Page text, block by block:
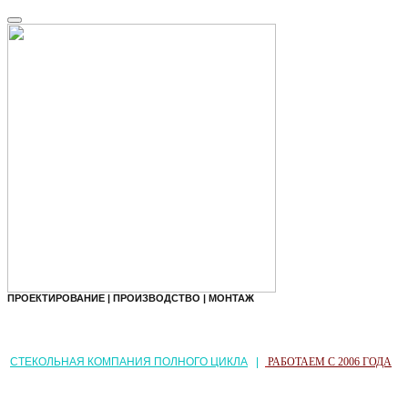
ПРОЕКТИРОВАНИЕ | ПРОИЗВОДСТВО | МОНТАЖ
СТЕКОЛЬНАЯ КОМПАНИЯ ПОЛНОГО ЦИКЛА РАБОТАЕМ С 2006 ГОДА